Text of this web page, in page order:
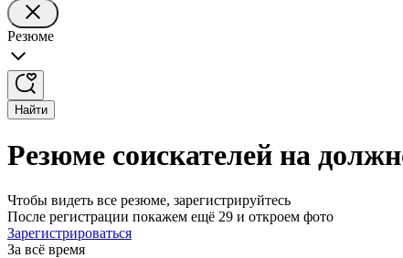
Резюме
Найти
Резюме соискателей на
Чтобы видеть все резюме, зарегистрируйтесь
После регистрации покажем ещё 29 и откроем фото
Зарегистрироваться
За всё время